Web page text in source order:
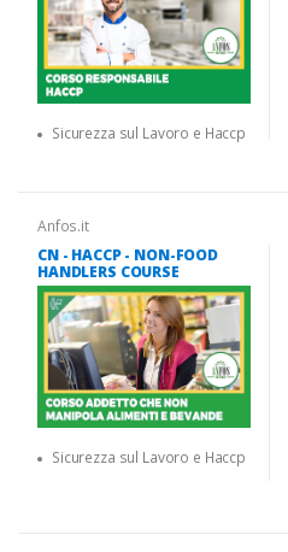
Sicurezza sul Lavoro e Haccp
Anfos.it
CN - HACCP - NON-FOOD
HANDLERS COURSE
Sicurezza sul Lavoro e Haccp